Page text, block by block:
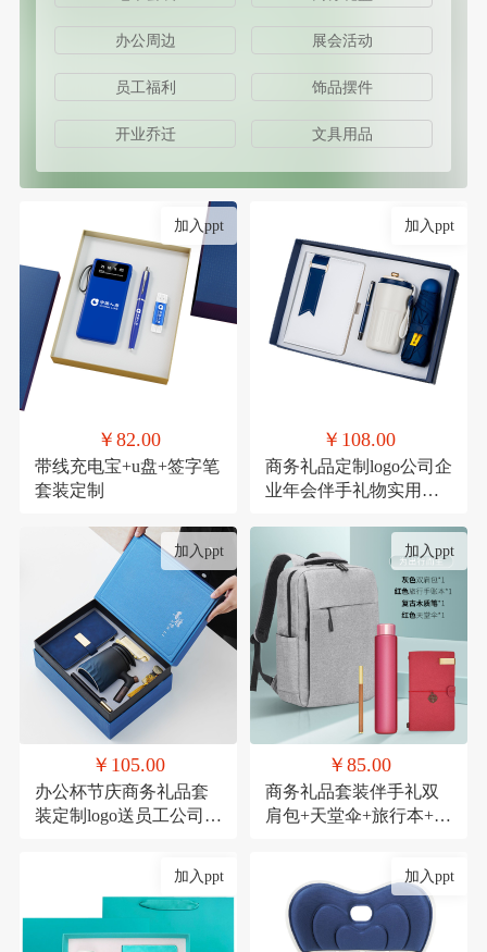
办公周边 展会活动
员工福利 饰品摆件
开业乔迁 文具用品
加入ppt
￥82.00
带线充电宝+u盘+签字笔
套装定制
加入ppt
￥108.00
商务礼品定制logo公司企
业年会伴手礼物实用高
加入ppt
￥105.00
办公杯节庆商务礼品套
装定制logo送员工公司周
加入ppt
￥85.00
商务礼品套装伴手礼双
肩包+天堂伞+旅行本+木
加入ppt 加入ppt